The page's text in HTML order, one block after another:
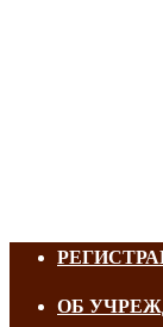
ОБ